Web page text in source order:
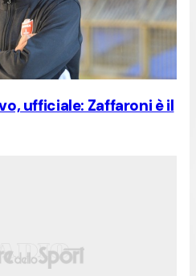
ufficiale: Zaffaroni è il